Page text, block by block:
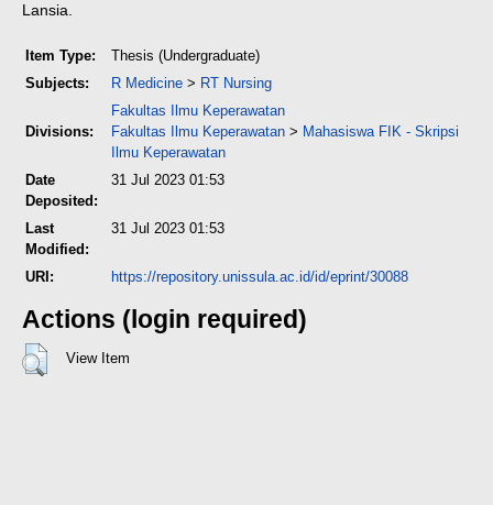
Lansia.
Item Type:
Thesis (Undergraduate)
Subjects:
R Medicine > RT Nursing
Divisions:
Fakultas Ilmu Keperawatan
Fakultas Ilmu Keperawatan > Mahasiswa FIK - Skripsi
Ilmu Keperawatan
Date
Deposited:
31 Jul 2023 01:53
Last
Modified:
31 Jul 2023 01:53
URI: https://repository.unissula.ac.id/id/eprint/30088
Actions (login required)
View Item